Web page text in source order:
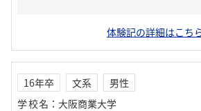
体験記の詳細はこち
16年卒 文系
男性
学校名 ： 大阪商業大学